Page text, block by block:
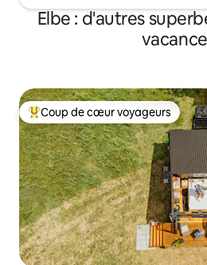
Elbe : d'autres
Coups de cœur voyageurs les
Coup de cœur voyageurs